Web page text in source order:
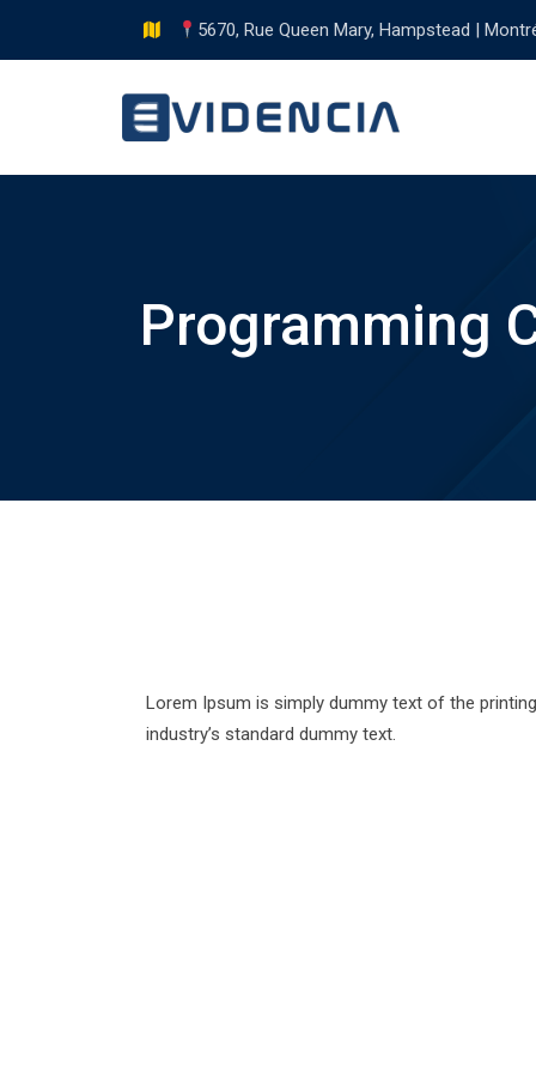
5670, Rue Queen Mary, Hampstead |
Programming
Lorem Ipsum is simply dummy text of the
industry’s standard dummy text.